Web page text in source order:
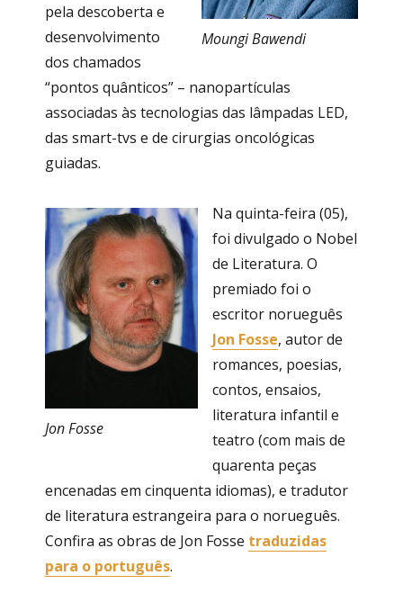
Moungi Bawendi
pela descoberta e
desenvolvimento
dos chamados
“pontos quânticos” – nanopartículas
associadas às tecnologias das lâmpadas LED,
das smart-tvs e de cirurgias oncológicas
guiadas.
Jon Fosse
Na quinta-feira (05),
foi divulgado o Nobel
de Literatura. O
premiado foi o
escritor norueguês
Jon Fosse, autor de
romances, poesias,
contos, ensaios,
literatura infantil e
teatro (com mais de
quarenta peças
encenadas em cinquenta idiomas), e tradutor
de literatura estrangeira para o norueguês.
Confira as obras de Jon Fosse traduzidas
para o português.